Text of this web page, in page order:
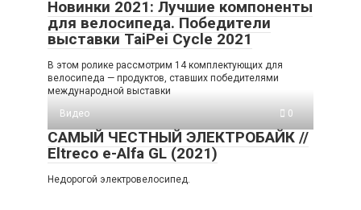
Новинки 2021: Лучшие компоненты
для велосипеда. Победители
выставки TaiPei Cycle 2021
В этом ролике рассмотрим 14 комплектующих для
велосипеда — продуктов, ставших победителями
международной выставки
Видео
0
САМЫЙ ЧЕСТНЫЙ ЭЛЕКТРОБАЙК //
Eltreco e-Alfa GL (2021)
Недорогой электровелосипед.